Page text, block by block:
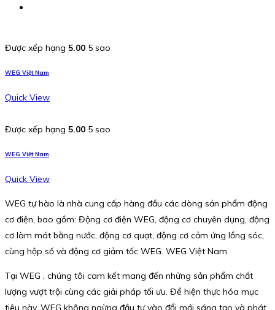
Được xếp hạng 5.00 5 sao
WEG Việt Nam
Quick View
Được xếp hạng 5.00 5 sao
WEG Việt Nam
Quick View
WEG tự hào là nhà cung cấp hàng đầu các dòng sản phẩm động
cơ điện, bao gồm: Động cơ điện WEG, động cơ chuyên dụng, động
cơ làm mát bằng nước, động cơ quạt, động cơ cảm ứng lồng sóc,
cùng hộp số và động cơ giảm tốc WEG. WEG Việt Nam
Tại WEG , chúng tôi cam kết mang đến những sản phẩm chất
lượng vượt trội cùng các giải pháp tối ưu. Để hiện thực hóa mục
tiêu này, WEG không ngừng đầu tư vào đổi mới sáng tạo và phát